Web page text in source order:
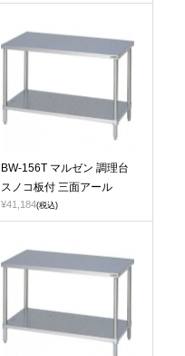
BW-156T マルゼン 調理台
スノコ板付 三面アール
¥41,184(税込)